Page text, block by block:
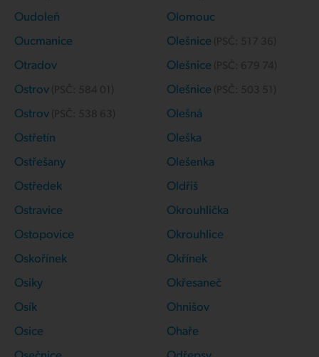
Oudoleň
Oucmanice
Otradov
Ostrov
Ostrov
Ostřetín
Ostřešany
Ostředek
Ostravice
Ostopovice
Oskořínek
Osiky
Osík
Osice
Olomouc
Olešnice
Olešnice
Olešnice
Olešná
Oleška
Olešenka
Oldřiš
Okrouhlička
Okrouhlice
Okřínek
Okřesaneč
Ohnišov
Ohaře